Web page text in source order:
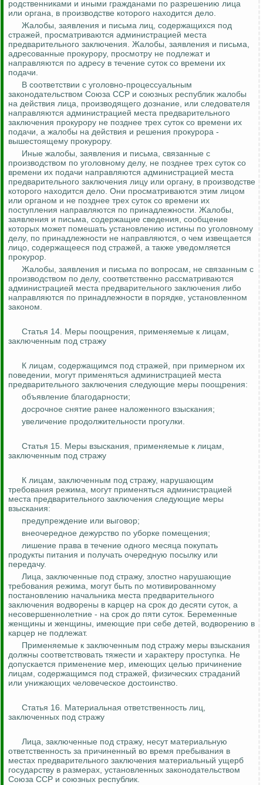
родственниками и иными гражданами по разрешению лица
или органа, в производстве которого находится дело.
Жалобы, заявления и письма лиц, содержащихся под
стражей, просматриваются администрацией места
предварительного заключения. Жалобы, заявления и письма,
адресованные прокурору, просмотру не подлежат и
направляются по адресу в течение суток со времени их
подачи.
В соответствии с уголовно-процессуальным
законодательством Союза ССР и союзных республик жалобы
на действия лица, производящего дознание, или следователя
направляются администрацией места предварительного
заключения прокурору не позднее трех суток со времени их
подачи, а жалобы на действия и решения прокурора -
вышестоящему прокурору.
Иные жалобы, заявления и письма, связанные с
производством по уголовному делу, не позднее трех суток со
времени их подачи направляются администрацией места
предварительного заключения лицу или органу, в производстве
которого находится дело. Они просматриваются этим лицом
или органом и не позднее трех суток со времени их
поступления направляются по принадлежности. Жалобы,
заявления и письма, содержащие сведения, сообщение
которых может помешать установлению истины по уголовному
делу, по принадлежности не направляются, о чем извещается
лицо, содержащееся под стражей, а также уведомляется
прокурор.
Жалобы, заявления и письма по вопросам, не связанным с
производством по делу, соответственно рассматриваются
администрацией места предварительного заключения либо
направляются по принадлежности в порядке, установленном
законом.
Статья 14. Меры поощрения, применяемые к лицам,
заключенным под стражу
К лицам, содержащимся под стражей, при примерном их
поведении, могут применяться администрацией места
предварительного заключения следующие меры поощрения:
объявление благодарности;
досрочное снятие ранее наложенного взыскания;
увеличение продолжительности прогулки.
Статья 15. Меры взыскания, применяемые к лицам,
заключенным под стражу
К лицам, заключенным под стражу, нарушающим
требования режима, могут применяться администрацией
места предварительного заключения следующие меры
взыскания:
предупреждение или выговор;
внеочередное дежурство по уборке помещения;
лишение права в течение одного месяца покупать
продукты питания и получать очередную посылку или
передачу.
Лица, заключенные под стражу, злостно нарушающие
требования режима, могут быть по мотивированному
постановлению начальника места предварительного
заключения водворены в карцер на срок до десяти суток, а
несовершеннолетние - на срок до пяти суток. Беременные
женщины и женщины, имеющие при себе детей, водворению в
карцер не подлежат.
Применяемые к заключенным под стражу меры взыскания
должны соответствовать тяжести и характеру проступка. Не
допускается применение мер, имеющих целью причинение
лицам, содержащимся под стражей, физических страданий
или унижающих человеческое достоинство.
Статья 16. Материальная ответственность лиц,
заключенных под стражу
Лица, заключенные под стражу, несут материальную
ответственность за причиненный во время пребывания в
местах предварительного заключения материальный ущерб
государству в размерах, установленных законодательством
Союза ССР и союзных республик.